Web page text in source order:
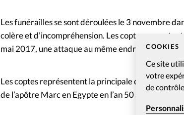
COOKIES
Ce site
votre
de
Les funérailles se sont déroulées le 3 novembre
colère et d’incompréhension. Les coptes ne
mai 2017, une attaque au même endroit avait déjà
Les coptes représentent la principale
de l’apôtre Marc en Egypte en l’an 50 après Jésus-